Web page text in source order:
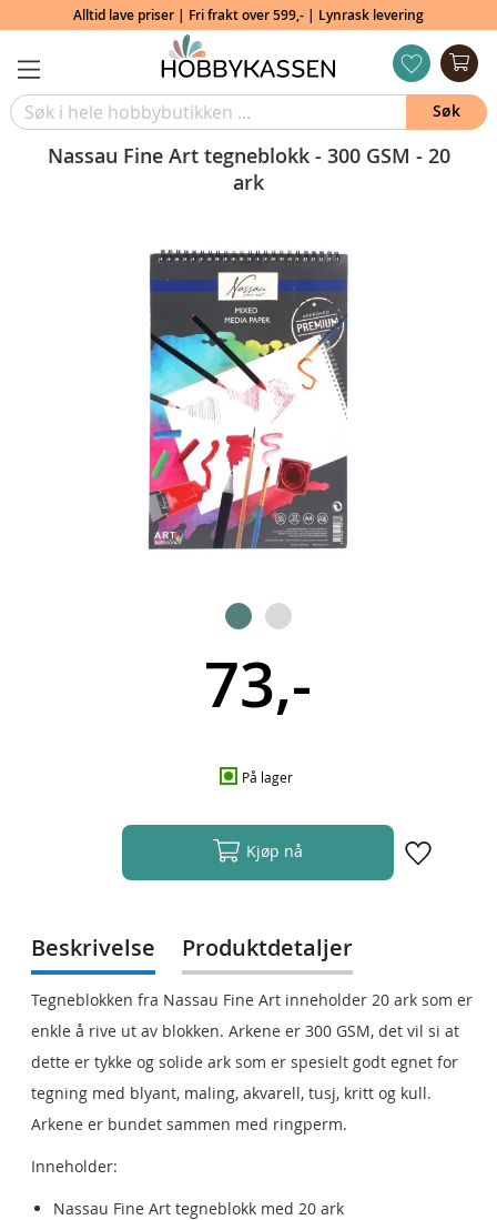
Alltid lave priser | Fri frakt over 599,- | Lynrask levering
Nassau Fine Art tegneblokk - 300 GSM - 20
ark
73,-
På lager
Kjøp nå
Beskrivelse
Tegneblokken fra Nassau Fine Art inneholder 20 ark som er
enkle å rive ut av blokken. Arkene er 300 GSM, det vil si at
dette er tykke og solide ark som er spesielt godt egnet for
tegning med blyant, maling, akvarell, tusj, kritt og kull.
Arkene er bundet sammen med ringperm.
Inneholder:
Nassau Fine Art tegneblokk med 20 ark
Produktdetaljer
Søk
ønskeliste